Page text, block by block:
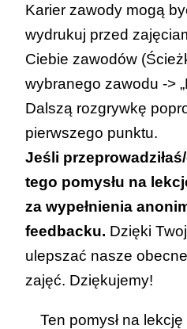
Karier zawody mogą
wydrukuj przed
Ciebie zawodów
wybranego zawodu ->
Dalszą rozgrywkę
pierwszego punktu.
Jeśli
tego pomysłu na
za wypełnienia
feedbacku. Dzięki
ulepszać nasze
zajęć. Dziękujemy!
Ten pomysł na